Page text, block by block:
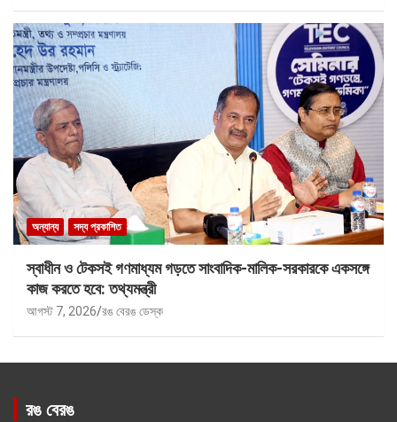
অন্যান্য সদ্য প্রকাশিত
স্বাধীন ও টেকসই গণমাধ্যম গড়তে সাংবাদিক-মালিক-সরকারকে একসঙ্গে
কাজ করতে হবে: তথ্যমন্ত্রী
আগস্ট 7, 2026 রঙ বেরঙ ডেস্ক
রঙ বেরঙ